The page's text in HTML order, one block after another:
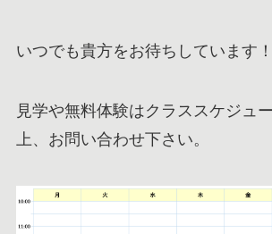
いつでも貴方をお待ちしています！
見学や無料体験はクラススケジュ
上、お問い合わせ下さい。